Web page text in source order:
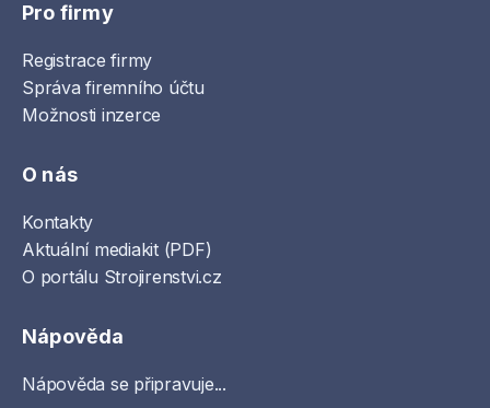
Pro firmy
Registrace firmy
Správa firemního účtu
Možnosti inzerce
O nás
Kontakty
Aktuální mediakit (PDF)
O portálu Strojirenstvi.cz
Nápověda
Nápověda se připravuje...